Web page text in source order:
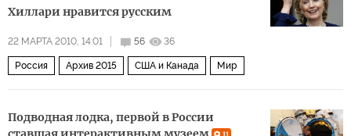
Хиллари нравится русским
22 МАРТА 2010, 14:01 56 36
Россия Архив 2015 США и Канада Мир
Подводная лодка, первой в России
11